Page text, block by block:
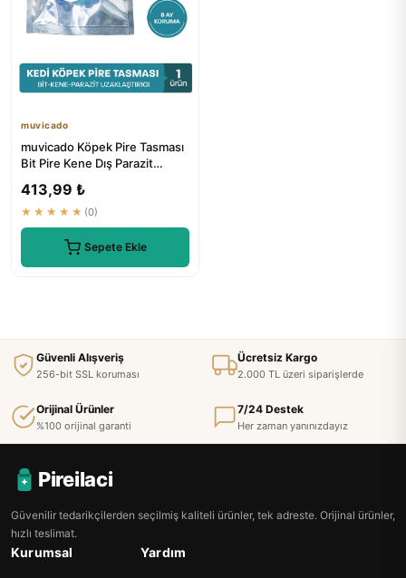
muvicado
muvicado Köpek Pire Tasması
Bit Pire Kene Dış Parazit
413,99 ₺
★★★★★ (0)
Sepete Ekle
Güvenli Alışveriş
256-bit SSL koruması
Ücretsiz Kargo
2.000 TL üzeri siparişlerde
Orijinal Ürünler
%100 orijinal garanti
7/24 Destek
Her zaman yanınızdayız
Pireilaci
Güvenilir tedarikçilerden seçilmiş kaliteli ürünler, tek adreste. Orijinal ürünler,
hızlı teslimat.
Kurumsal Yardım